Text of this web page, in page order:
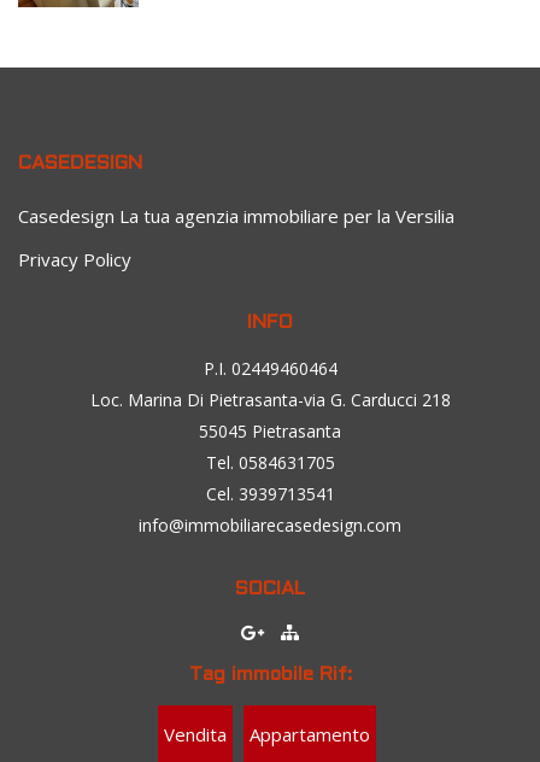
CASEDESIGN
Casedesign La tua agenzia immobiliare per la Versilia
Privacy Policy
INFO
P.I. 02449460464
Loc. Marina Di Pietrasanta-via G. Carducci 218
55045 Pietrasanta
Tel. 0584631705
Cel. 3939713541
info@immobiliarecasedesign.com
SOCIAL
Tag immobile Rif:
Vendita Appartamento